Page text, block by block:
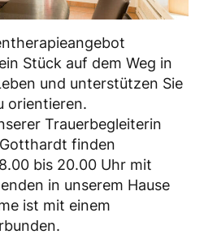
Stück auf dem Weg in
und unterstützen Sie
orientieren.
Trauerbegleiterin
finden
bis 20.00 Uhr mit
in unserem Hause
ist mit einem